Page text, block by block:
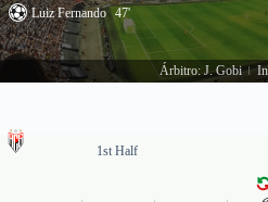
Luiz Fernando 47'
Árbitro: J. Gobi
1st Half